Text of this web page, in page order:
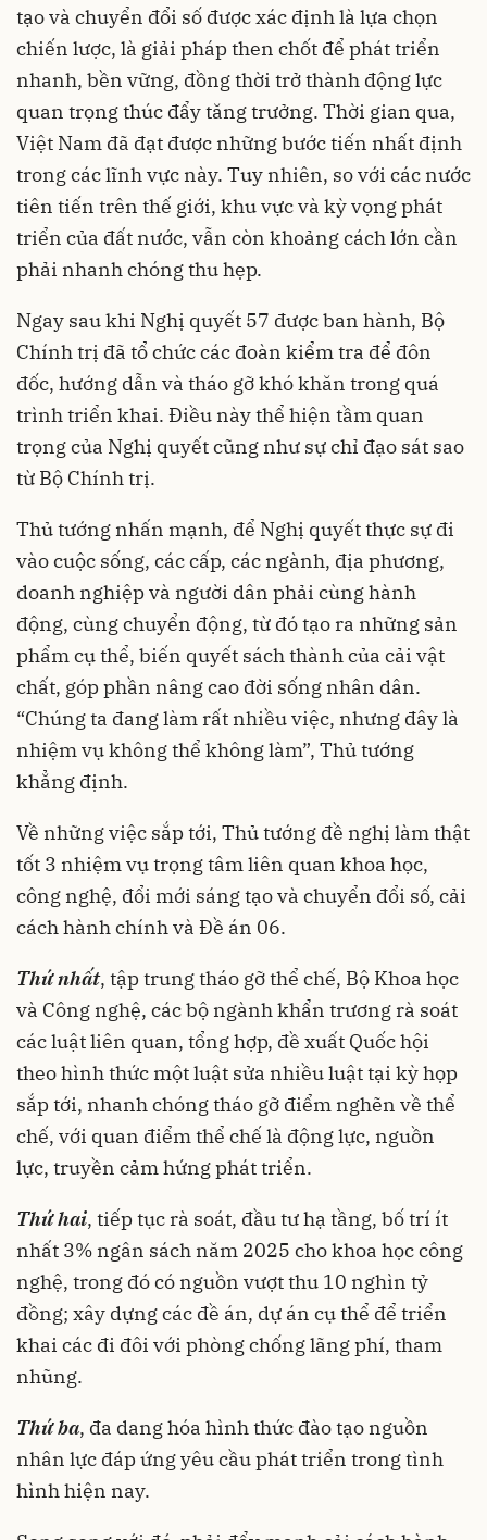
tạo và chuyển đổi số được xác định là lựa chọn
chiến lược, là giải pháp then chốt để phát triển
nhanh, bền vững, đồng thời trở thành động lực
quan trọng thúc đẩy tăng trưởng. Thời gian qua,
Việt Nam đã đạt được những bước tiến nhất định
trong các lĩnh vực này. Tuy nhiên, so với các nước
tiên tiến trên thế giới, khu vực và kỳ vọng phát
triển của đất nước, vẫn còn khoảng cách lớn cần
phải nhanh chóng thu hẹp.
Ngay sau khi Nghị quyết 57 được ban hành, Bộ
Chính trị đã tổ chức các đoàn kiểm tra để đôn
đốc, hướng dẫn và tháo gỡ khó khăn trong quá
trình triển khai. Điều này thể hiện tầm quan
trọng của Nghị quyết cũng như sự chỉ đạo sát sao
từ Bộ Chính trị.
Thủ tướng nhấn mạnh, để Nghị quyết thực sự đi
vào cuộc sống, các cấp, các ngành, địa phương,
doanh nghiệp và người dân phải cùng hành
động, cùng chuyển động, từ đó tạo ra những sản
phẩm cụ thể, biến quyết sách thành của cải vật
chất, góp phần nâng cao đời sống nhân dân.
“Chúng ta đang làm rất nhiều việc, nhưng đây là
nhiệm vụ không thể không làm”, Thủ tướng
khẳng định.
Về những việc sắp tới, Thủ tướng đề nghị làm thật
tốt 3 nhiệm vụ trọng tâm liên quan khoa học,
công nghệ, đổi mới sáng tạo và chuyển đổi số, cải
cách hành chính và Đề án 06.
Thứ nhất, tập trung tháo gỡ thể chế, Bộ Khoa học
và Công nghệ, các bộ ngành khẩn trương rà soát
các luật liên quan, tổng hợp, đề xuất Quốc hội
theo hình thức một luật sửa nhiều luật tại kỳ họp
sắp tới, nhanh chóng tháo gỡ điểm nghẽn về thể
chế, với quan điểm thể chế là động lực, nguồn
lực, truyền cảm hứng phát triển.
Thứ hai, tiếp tục rà soát, đầu tư hạ tầng, bố trí ít
nhất 3% ngân sách năm 2025 cho khoa học công
nghệ, trong đó có nguồn vượt thu 10 nghìn tỷ
đồng; xây dựng các đề án, dự án cụ thể để triển
khai các đi đôi với phòng chống lãng phí, tham
nhũng.
Thứ ba, đa dang hóa hình thức đào tạo nguồn
nhân lực đáp ứng yêu cầu phát triển trong tình
hình hiện nay.